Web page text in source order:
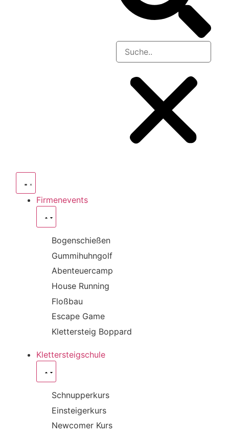
Firmenevents
Bogenschießen
Gummihuhngolf
Abenteuercamp
House Running
Floßbau
Escape Game
Klettersteig Boppard
Klettersteigschule
Schnupperkurs
Einsteigerkurs
Newcomer Kurs